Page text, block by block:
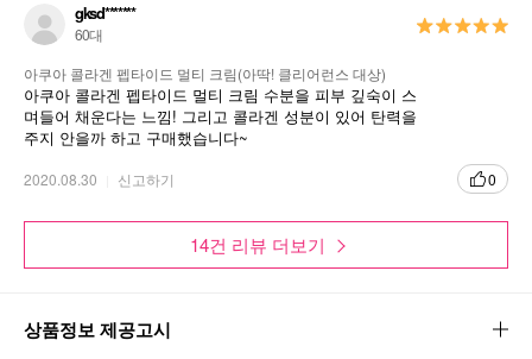
gksd*******
60대
아쿠아 콜라겐 펩타이드 멀티 크림(아딱! 클리어런스 대상)
아쿠아 콜라겐 펩타이드 멀티 크림 수분을 피부 깊숙이 스
며들어 채운다는 느낌! 그리고 콜라겐 성분이 있어 탄력을
주지 안을까 하고 구매했습니다~
2020.08.30 신고하기 0
14건 리뷰 더보기
상품정보 제공고시